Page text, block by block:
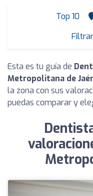
Top 10
Esta es tu guía de
Metropolitana de
la zona con sus
puedas comparar y